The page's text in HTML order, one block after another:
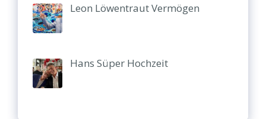
Leon Löwentraut Vermögen
Hans Süper Hochzeit